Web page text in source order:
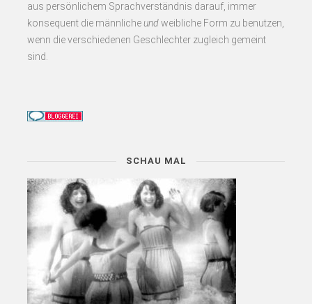
aus persönlichem Sprachverständnis darauf, immer
konsequent die männlicheundweibliche Form zu benutzen,
wenn die verschiedenen Geschlechter zugleich gemeint
sind.
SCHAU MAL